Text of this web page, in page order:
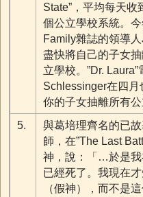
State”，平均每天
個公立學校系統。
Family雜誌的領導
盡快將自己的子女
立學校。”Dr.
Schlessinger在四
你的子女抽離所有公
5.
與葛培理齊名的已
師，在”The Last
神，說：「…於是我
已經死了。我現在
（假神），而不是